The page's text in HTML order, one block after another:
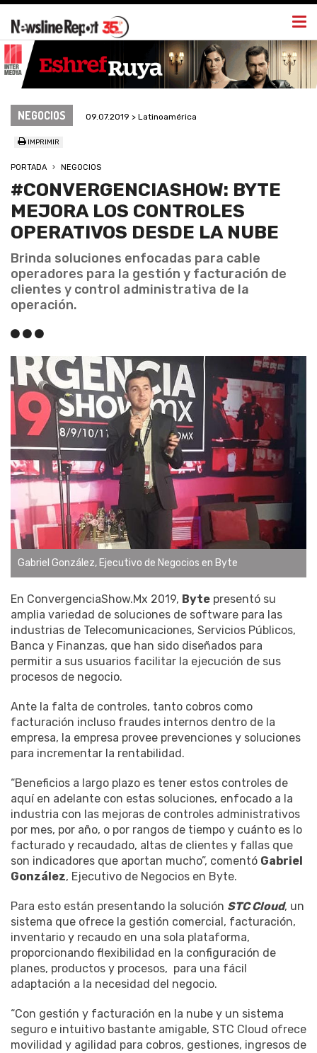
NEGOCIOS 09.07.2019 > Latinoamérica
IMPRIMIR
PORTADA NEGOCIOS
#CONVERGENCIASHOW: BYTE
MEJORA LOS CONTROLES
OPERATIVOS DESDE LA NUBE
Brinda soluciones enfocadas para cable
operadores para la gestión y facturación de
clientes y control administrativa de la
operación.
Gabriel González, Ejecutivo de Negocios en Byte
En ConvergenciaShow.Mx 2019, Byte presentó su
amplia variedad de soluciones de software para las
industrias de Telecomunicaciones, Servicios Públicos,
Banca y Finanzas, que han sido diseñados para
permitir a sus usuarios facilitar la ejecución de sus
procesos de negocio.
Ante la falta de controles, tanto cobros como
facturación incluso fraudes internos dentro de la
empresa, la empresa provee prevenciones y soluciones
para incrementar la rentabilidad.
“Beneficios a largo plazo es tener estos controles de
aquí en adelante con estas soluciones, enfocado a la
industria con las mejoras de controles administrativos
por mes, por año, o por rangos de tiempo y cuánto es lo
facturado y recaudado, altas de clientes y fallas que
son indicadores que aportan mucho”, comentó Gabriel
González, Ejecutivo de Negocios en Byte.
Para esto están presentando la solución STC Cloud, un
sistema que ofrece la gestión comercial, facturación,
inventario y recaudo en una sola plataforma,
proporcionando flexibilidad en la configuración de
planes, productos y procesos, para una fácil
adaptación a la necesidad del negocio.
“Con gestión y facturación en la nube y un sistema
seguro e intuitivo bastante amigable, STC Cloud ofrece
movilidad y agilidad para cobros, gestiones, ingresos de